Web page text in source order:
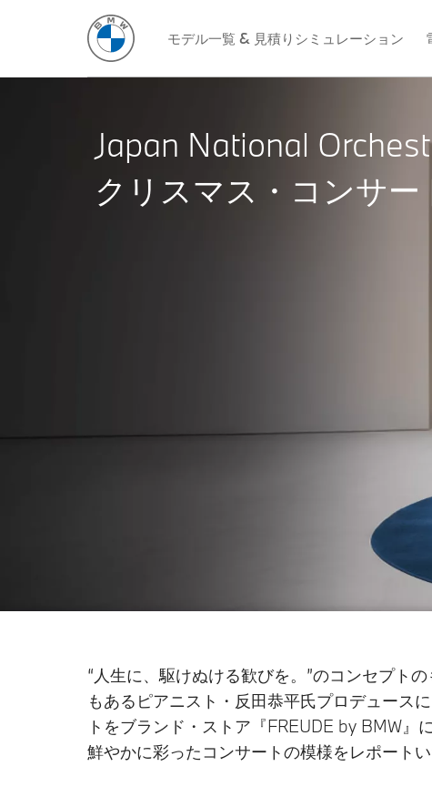
モデル一覧 & 見積りシミュレーション
Japan National
クリスマス・コンサー
“人生に、駆けぬける歓びを。”のコンセプト
もあるピアニスト・反田恭平氏プロデュース
トをブランド・ストア『FREUDE by BMW
鮮やかに彩ったコンサートの模様をレポートい